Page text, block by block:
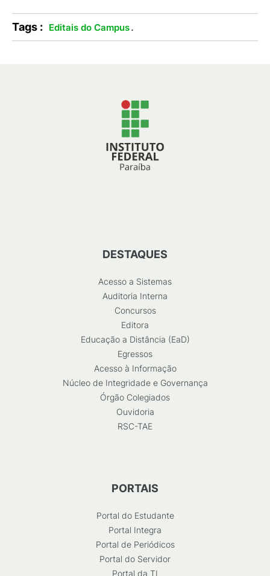
Tags : Editais do Campus.
DESTAQUES
Acesso a Sistemas
Auditoria Interna
Concursos
Editora
Educação a Distância (EaD)
Egressos
Acesso à Informação
Núcleo de Integridade e Governança
Órgão Colegiados
Ouvidoria
RSC-TAE
PORTAIS
Portal do Estudante
Portal Integra
Portal de Periódicos
Portal do Servidor
Portal da TI